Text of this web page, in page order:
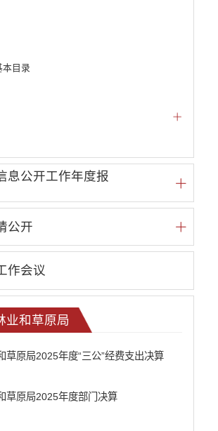
本目录
清单
办公室
委会办公室
府办公室
远市委员会组织部
传部
息公开工作年度报
公开
作会议
业和草原局
草原局2025年度“三公”经费支出决算
草原局2025年度部门决算